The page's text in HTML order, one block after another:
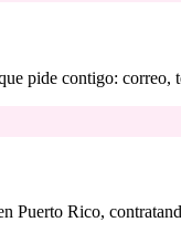
pide contigo:
Puerto Rico,